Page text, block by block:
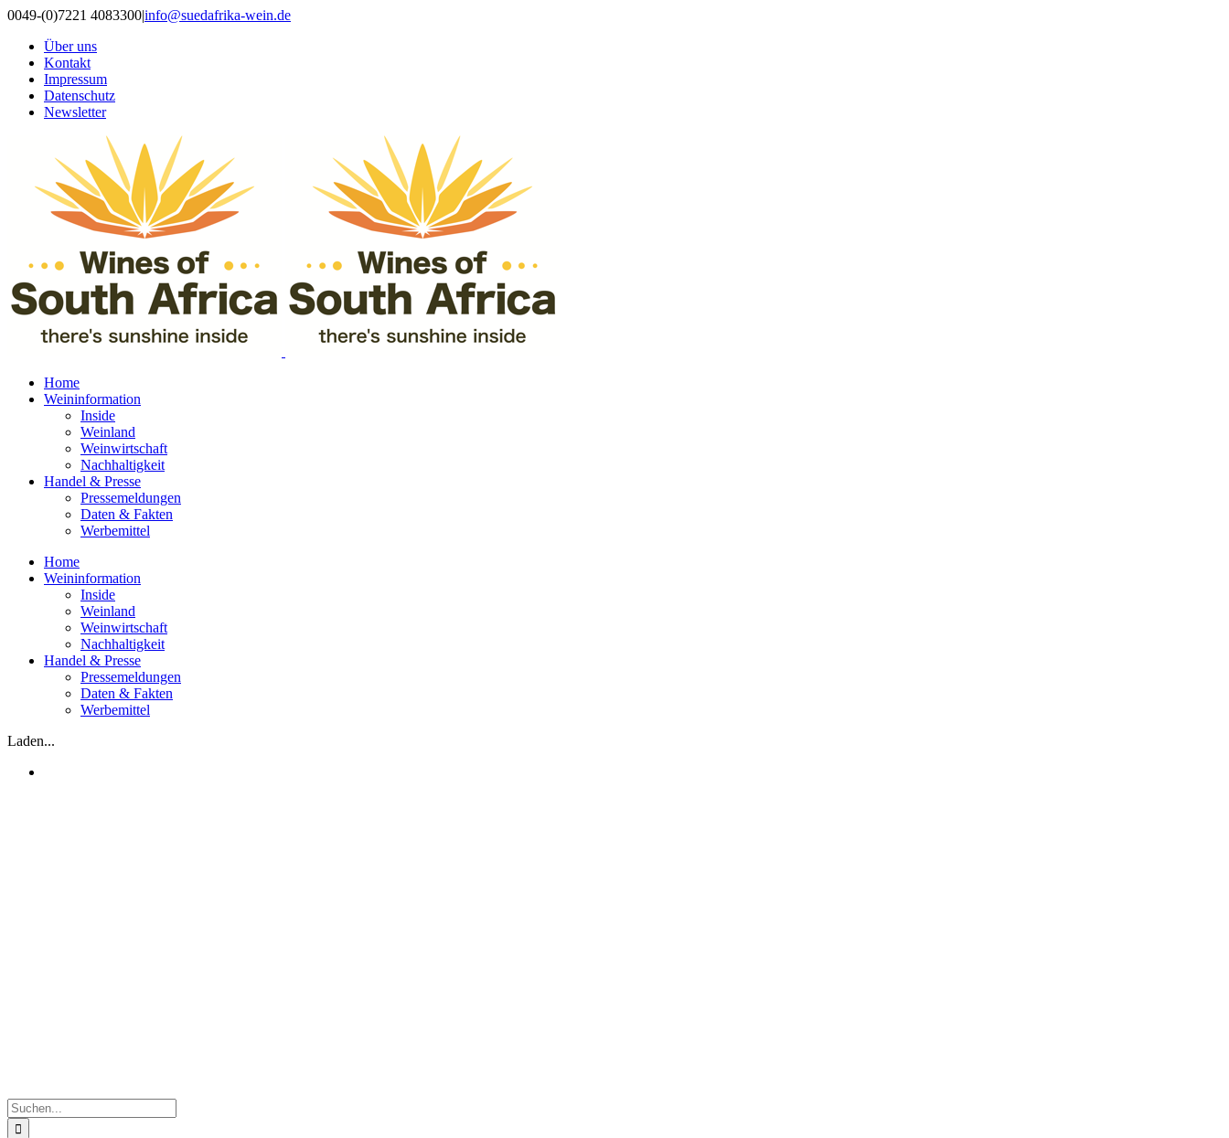
Zum
springen
0049-(0)7221 4083300|info@suedafrika-wein.de
Über uns
Kontakt
Impressum
Datenschutz
Newsletter
Home
Weininformation
Inside
Weinland
Weinwirtschaft
Nachhaltigkeit
Handel & Presse
Pressemeldungen
Daten & Fakten
Werbemittel
Home
Weininformation
Inside
Weinland
Weinwirtschaft
Nachhaltigkeit
Handel & Presse
Pressemeldungen
Daten & Fakten
Werbemittel
Laden...
Suche
nach: